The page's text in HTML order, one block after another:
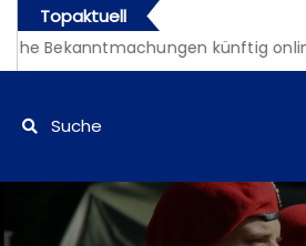
Topaktuell
Bekanntmachungen künftig online